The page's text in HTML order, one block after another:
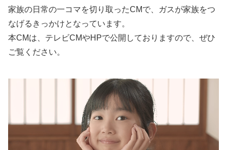
家族の日常の一コマを切り取ったCMで、ガスが家族をつ
なげるきっかけとなっています。
本CMは、テレビCMやHPで公開しておりますので、ぜひ
ご覧ください。